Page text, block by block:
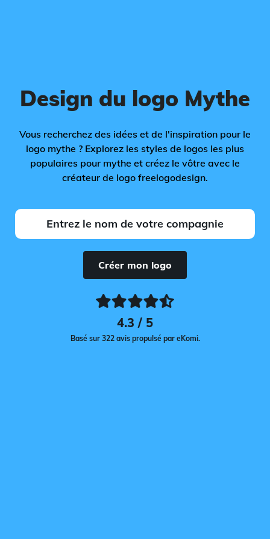
Design du logo Mythe
Vous recherchez des idées et de l'inspiration pour le
logo mythe ? Explorez les styles de logos les plus
populaires pour mythe et créez le vôtre avec le
créateur de logo freelogodesign.
Créer mon logo
4.3 / 5
Basé sur 322 avis propulsé par eKomi.